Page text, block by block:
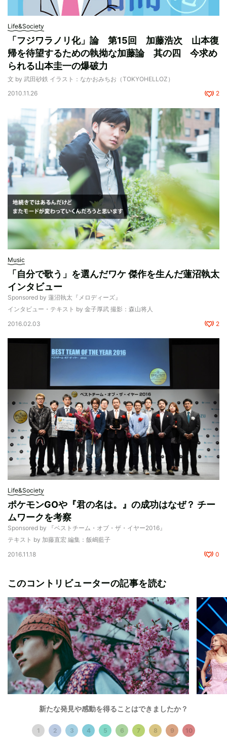
新たな発見や感動を得ることはできましたか？
1 2 3 4 5 6 7 8 9 10
Life&Society
「フジワラノリ化」論 第15回 加藤浩次 山本復
帰を待望するための執拗な加藤論 其の四 今求め
られる山本圭一の爆破力
文 by 武田砂鉄 イラスト：なかおみちお（TOKYOHELLOZ）
2010.11.26
2
Music
「自分で歌う」を選んだワケ 傑作を生んだ蓮沼執太
インタビュー
Sponsored by 蓮沼執太『メロディーズ』
インタビュー・テキスト by 金子厚武 撮影：森山将人
2016.02.03
2
Life&Society
ポケモンGOや『君の名は。』の成功はなぜ？ チー
ムワークを考察
Sponsored by 『ベストチーム・オブ・ザ・イヤー2016』
テキスト by 加藤直宏 編集：飯嶋藍子
2016.11.18
0
このコントリビューターの記事を読む